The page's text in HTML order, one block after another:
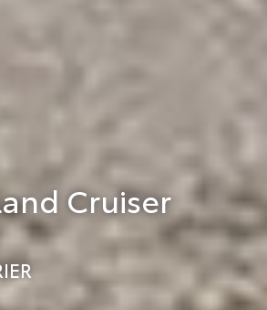
Cruiser